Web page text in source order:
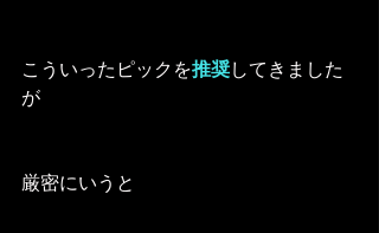
こういったピックを推奨してきました
が
厳密にいうと